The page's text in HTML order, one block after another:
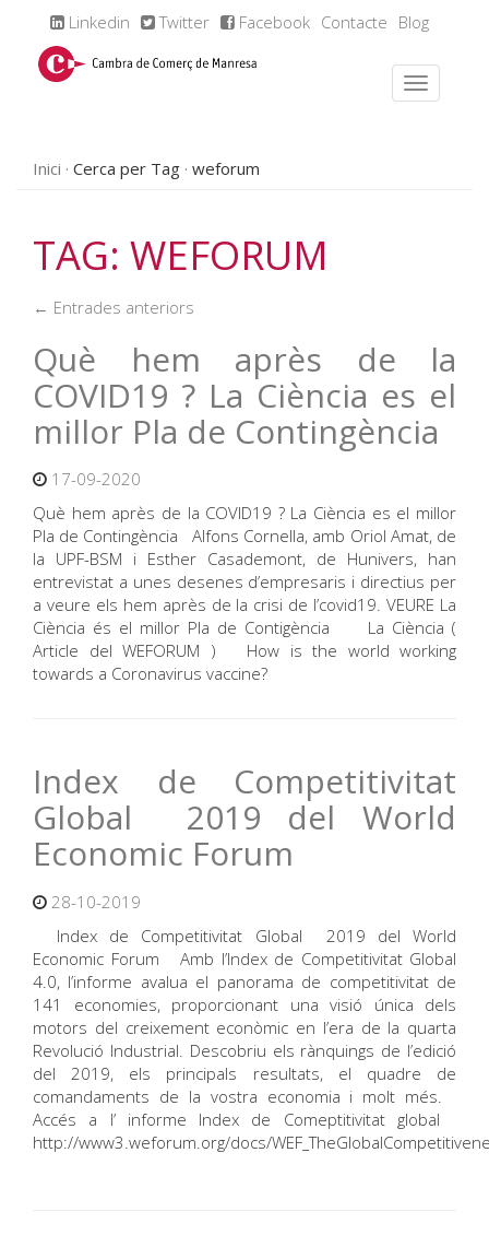
Linkedin Twitter Facebook Contacte Blog
Inici Cerca per Tag weforum
TAG: WEFORUM
← Entrades anteriors
Què hem après de la
COVID19 ? La Ciència es el
millor Pla de Contingència
17-09-2020
Què hem après de la COVID19 ? La Ciència es el millor
Pla de Contingència Alfons Cornella, amb Oriol Amat, de
la UPF-BSM i Esther Casademont, de Hunivers, han
entrevistat a unes desenes d’empresaris i directius per
a veure els hem après de la crisi de l’covid19. VEURE La
Ciència és el millor Pla de Contigència La Ciència (
Article del WEFORUM ) How is the world working
towards a Coronavirus vaccine?
Index de Competitivitat
Global 2019 del World
Economic Forum
28-10-2019
Index de Competitivitat Global 2019 del World
Economic Forum Amb l’Index de Competitivitat Global
4.0, l’informe avalua el panorama de competitivitat de
141 economies, proporcionant una visió única dels
motors del creixement econòmic en l’era de la quarta
Revolució Industrial. Descobriu els rànquings de l’edició
del 2019, els principals resultats, el quadre de
comandaments de la vostra economia i molt més.
Accés a l’ informe Index de Comeptitivitat global
http://www3.weforum.org/docs/